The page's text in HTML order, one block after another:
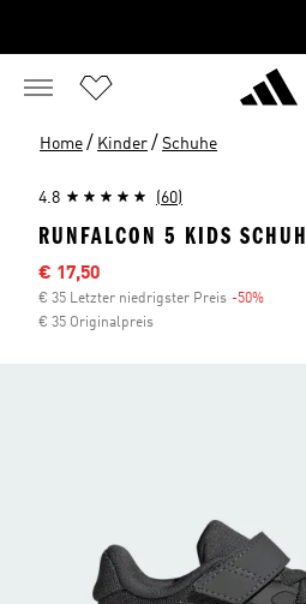
Home / Kinder / Schuhe
4.8 (60)
RUNFALCON 5 KIDS SCHUH
Sale-Preis
€ 17,50
€ 35 Letzter niedrigster Preis -50%
€ 35 Originalpreis